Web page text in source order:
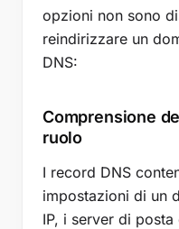
opzioni non sono
reindirizzare un
DNS:
Comprensione
ruolo
I record DNS
impostazioni di un
IP, i server di